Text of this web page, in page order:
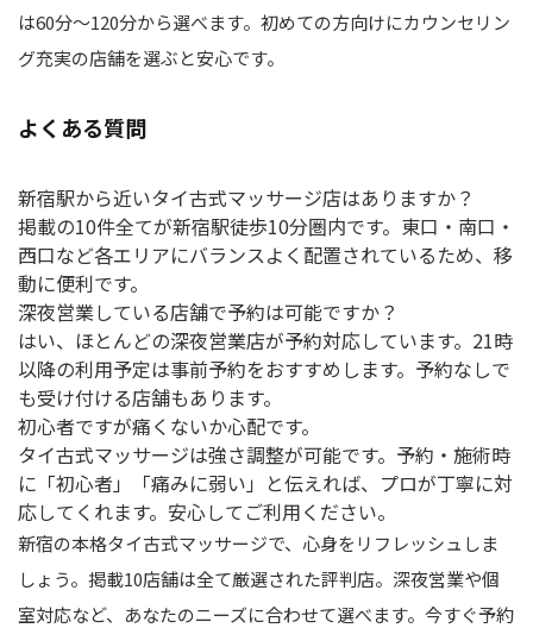
は60分～120分から選べます。初めての方向けにカウンセリン
グ充実の店舗を選ぶと安心です。
よくある質問
新宿駅から近いタイ古式マッサージ店はありますか？
掲載の10件全てが新宿駅徒歩10分圏内です。東口・南口・
西口など各エリアにバランスよく配置されているため、移
動に便利です。
深夜営業している店舗で予約は可能ですか？
はい、ほとんどの深夜営業店が予約対応しています。21時
以降の利用予定は事前予約をおすすめします。予約なしで
も受け付ける店舗もあります。
初心者ですが痛くないか心配です。
タイ古式マッサージは強さ調整が可能です。予約・施術時
に「初心者」「痛みに弱い」と伝えれば、プロが丁寧に対
応してくれます。安心してご利用ください。
新宿の本格タイ古式マッサージで、心身をリフレッシュしま
しょう。掲載10店舗は全て厳選された評判店。深夜営業や個
室対応など、あなたのニーズに合わせて選べます。今すぐ予約